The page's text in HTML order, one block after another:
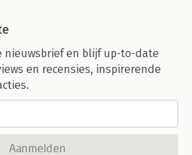
nieuwsbrief en blijf up-to-date
en recensies, inspirerende
Aanmelden